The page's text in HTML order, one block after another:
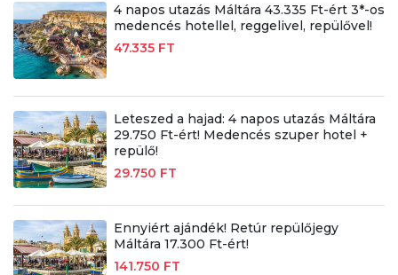
4 napos utazás Máltára 43.335 Ft-ért 3*-os
medencés hotellel, reggelivel, repülővel!
47.335 FT
Leteszed a hajad: 4 napos utazás Máltára
29.750 Ft-ért! Medencés szuper hotel +
repülő!
29.750 FT
Ennyiért ajándék! Retúr repülőjegy
Máltára 17.300 Ft-ért!
141.750 FT